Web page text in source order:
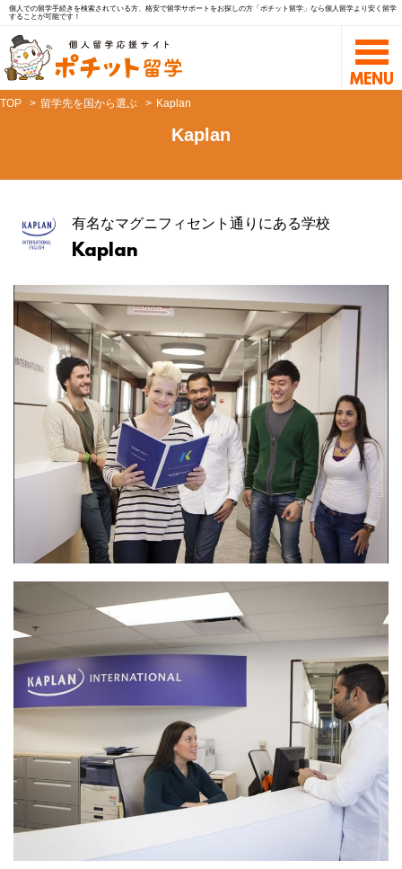
個人での留学手続きを検索されている方、格安で留学サポートをお探しの方「ポチット留学」なら個人留学より安く留学
することが可能です！
TOP 留学先を国から選ぶ Kaplan
Kaplan
有名なマグニフィセント通りにある学校
Kaplan